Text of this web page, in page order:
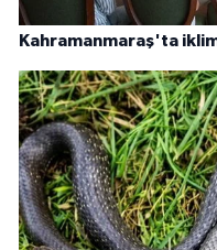
Kahramanmaraş'ta